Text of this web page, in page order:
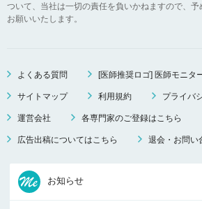
ついて、当社は一切の責任を負いかねますので、予
お願いいたします。
よくある質問 [医師推奨ロゴ] 医師モニタ
サイトマップ 利用規約 プライバ
運営会社 各専門家のご登録はこちら
広告出稿についてはこちら 退会・お問い
お知らせ